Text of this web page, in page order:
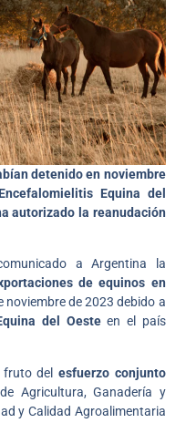
detenido en noviembre
Equina del
autorizado la reanudación
a Argentina la
de equinos en
noviembre de 2023 debido a
del Oesteen el país
fruto delesfuerzo conjunto
Agricultura, Ganadería y
y Calidad Agroalimentaria